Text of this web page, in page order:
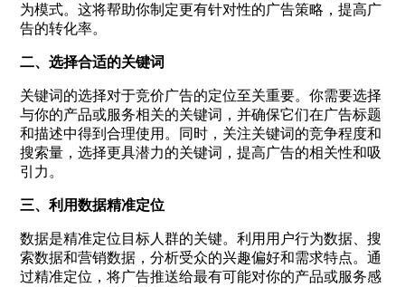
为模式。这将帮助你制定更有针对性的广告策略，提高广
告的转化率。
二、选择合适的关键词
关键词的选择对于竞价广告的定位至关重要。你需要选择
与你的产品或服务相关的关键词，并确保它们在广告标题
和描述中得到合理使用。同时，关注关键词的竞争程度和
搜索量，选择更具潜力的关键词，提高广告的相关性和吸
引力。
三、利用数据精准定位
数据是精准定位目标人群的关键。利用用户行为数据、搜
索数据和营销数据，分析受众的兴趣偏好和需求特点。通
过精准定位，将广告推送给最有可能对你的产品或服务感